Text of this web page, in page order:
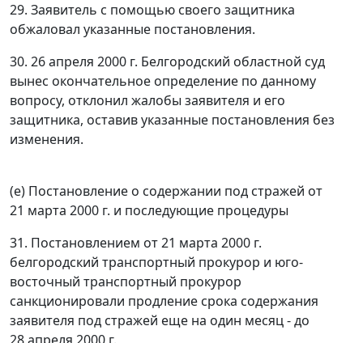
29. Заявитель с помощью своего защитника
обжаловал указанные постановления.
30. 26 апреля 2000 г. Белгородский областной суд
вынес окончательное определение по данному
вопросу, отклонил жалобы заявителя и его
защитника, оставив указанные постановления без
изменения.
(е) Постановление о содержании под стражей от
21 марта 2000 г. и последующие процедуры
31. Постановлением от 21 марта 2000 г.
белгородский транспортный прокурор и юго-
восточный транспортный прокурор
санкционировали продление срока содержания
заявителя под стражей еще на один месяц - до